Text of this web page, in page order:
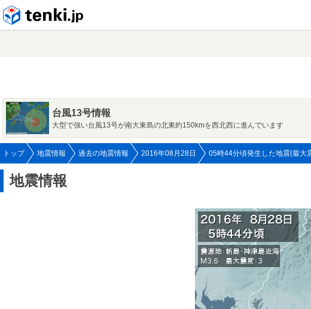
台風13号情報
大型で強い台風13号が南大東島の北東約150kmを西北西に進んでいます
トップ 地震情報 過去の地震情報 2016年08月28日 05時44分頃発生した地震(最大
地震情報